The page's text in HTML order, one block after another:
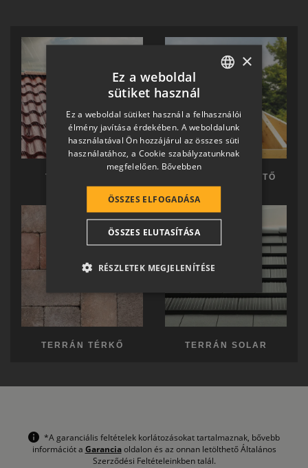
TERRÁN TETŐ TERRÁN KÉSZTETŐ
TERRÁN TÉRKŐ TERRÁN SOLAR
*A garanciális feltételek korlátozásokat tartalmaznak, bővebb
információt a Garanciaoldalon és az onnan letölthető Általános
Szerződési Feltételeinkben talál.
HUNGARIAN
SLOVAK
GERMAN
ROMANIAN
CROATIAN
SR
RO-HU
ITALIAN
×
Ez a weboldal
sütiket használ
Ez a weboldal sütiket használ a felhasználói
élmény javítása érdekében. A weboldalunk
használatával Ön hozzájárul az összes süti
használatához, a Cookie szabályzatunknak
megfelelően. Bővebben
ÖSSZES ELFOGADÁSA
ÖSSZES ELUTASÍTÁSA
RÉSZLETEK MEGJELENÍTÉSE